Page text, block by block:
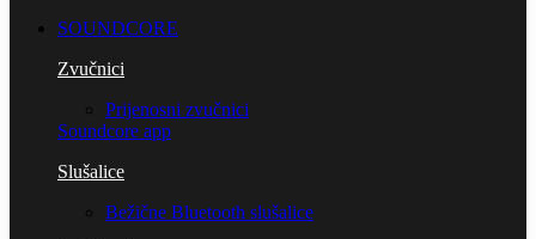
SOUNDCORE
Zvučnici
Prijenosni zvučnici
Soundcore app
Slušalice
Bežične Bluetooth slušalice